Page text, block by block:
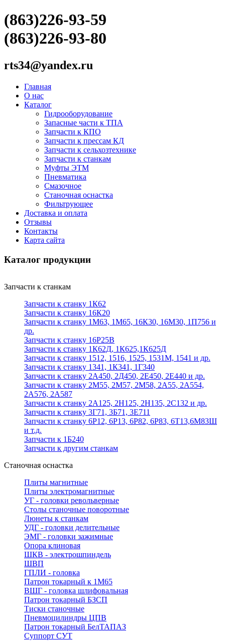
(863)226-93-59
(863)226-93-80
rts34@yandex.ru
Главная
О нас
Каталог
Гидрооборудование
Запасные части к ТПА
Запчасти к КПО
Запчасти к прессам КД
Запчасти к сельхозтехнике
Запчасти к станкам
Муфты ЭТМ
Пневматика
Смазочное
Станочная оснастка
Фильтрующее
Доставка и оплата
Отзывы
Контакты
Карта сайта
Каталог продукции
Запчасти к станкам
Запчасти к станку 1К62
Запчасти к станку 16К20
Запчасти к станку 1М63, 1М65, 16К30, 16М30, 1П756 и
др.
Запчасти к станку 16Р25В
Запчасти к станку 1К62Д, 1К625,1К625Д
Запчасти к станку 1512, 1516, 1525, 1531М, 1541 и др.
Запчасти к станку 1341, 1К341, 1Г340
Запчасти к станку 2А450, 2Д450, 2Е450, 2Е440 и др.
Запчасти к станку 2М55, 2М57, 2М58, 2А55, 2А554,
2А576, 2А587
Запчасти к станку 2А125, 2Н125, 2Н135, 2С132 и др.
Запчасти к станку 3Г71, 3Б71, 3Е711
Запчасти к станку 6Р12, 6Р13, 6Р82, 6Р83, 6Т13,6М83Ш
и т.д.
Запчасти к 1Б240
Запчасти к другим станкам
Станочная оснастка
Плиты магнитные
Плиты электромагнитные
УГ - головки револьверные
Столы станочные поворотные
Люнеты к станкам
УДГ - головки делительные
ЭМГ - головки зажимные
Опора клиновая
ШКВ - электрошпиндель
ШВП
ГПЛИ - головка
Патрон токарный к 1М65
ВШГ - головка шлифовальная
Патрон токарный БЗСП
Тиски станочные
Пневмоцилиндры ЦПВ
Патрон токарный БелТАПАЗ
Суппорт СУТ